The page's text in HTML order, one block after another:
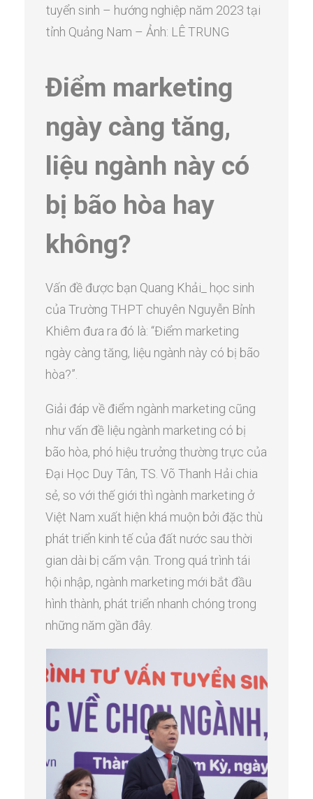
tuyển sinh – hướng nghiệp năm 2023 tại
tỉnh Quảng Nam – Ảnh: LÊ TRUNG
Điểm marketing
ngày càng tăng,
liệu ngành này có
bị bão hòa hay
không?
Vấn đề được bạn Quang Khải_ học sinh
của Trường THPT chuyên Nguyễn Bỉnh
Khiêm đưa ra đó là: “Điểm marketing
ngày càng tăng, liệu ngành này có bị bão
hòa?”.
Giải đáp về điểm ngành marketing cũng
như vấn đề liệu ngành marketing có bị
bão hòa, phó hiệu trưởng thường trực của
Đại Học Duy Tân, TS. Võ Thanh Hải chia
sẻ, so với thế giới thì ngành marketing ở
Việt Nam xuất hiện khá muộn bởi đặc thù
phát triển kinh tế của đất nước sau thời
gian dài bị cấm vận. Trong quá trình tái
hội nhập, ngành marketing mới bắt đầu
hình thành, phát triển nhanh chóng trong
những năm gần đây.